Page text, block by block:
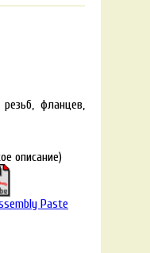
фланцев,
описание)
Paste